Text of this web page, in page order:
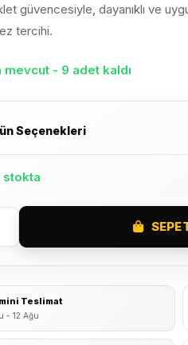
güvencesiyle, dayanıklı ve
tercihi.
mevcut - 9 adet kaldı
Seçenekleri
stokta
Teslimat
- 12 Ağu